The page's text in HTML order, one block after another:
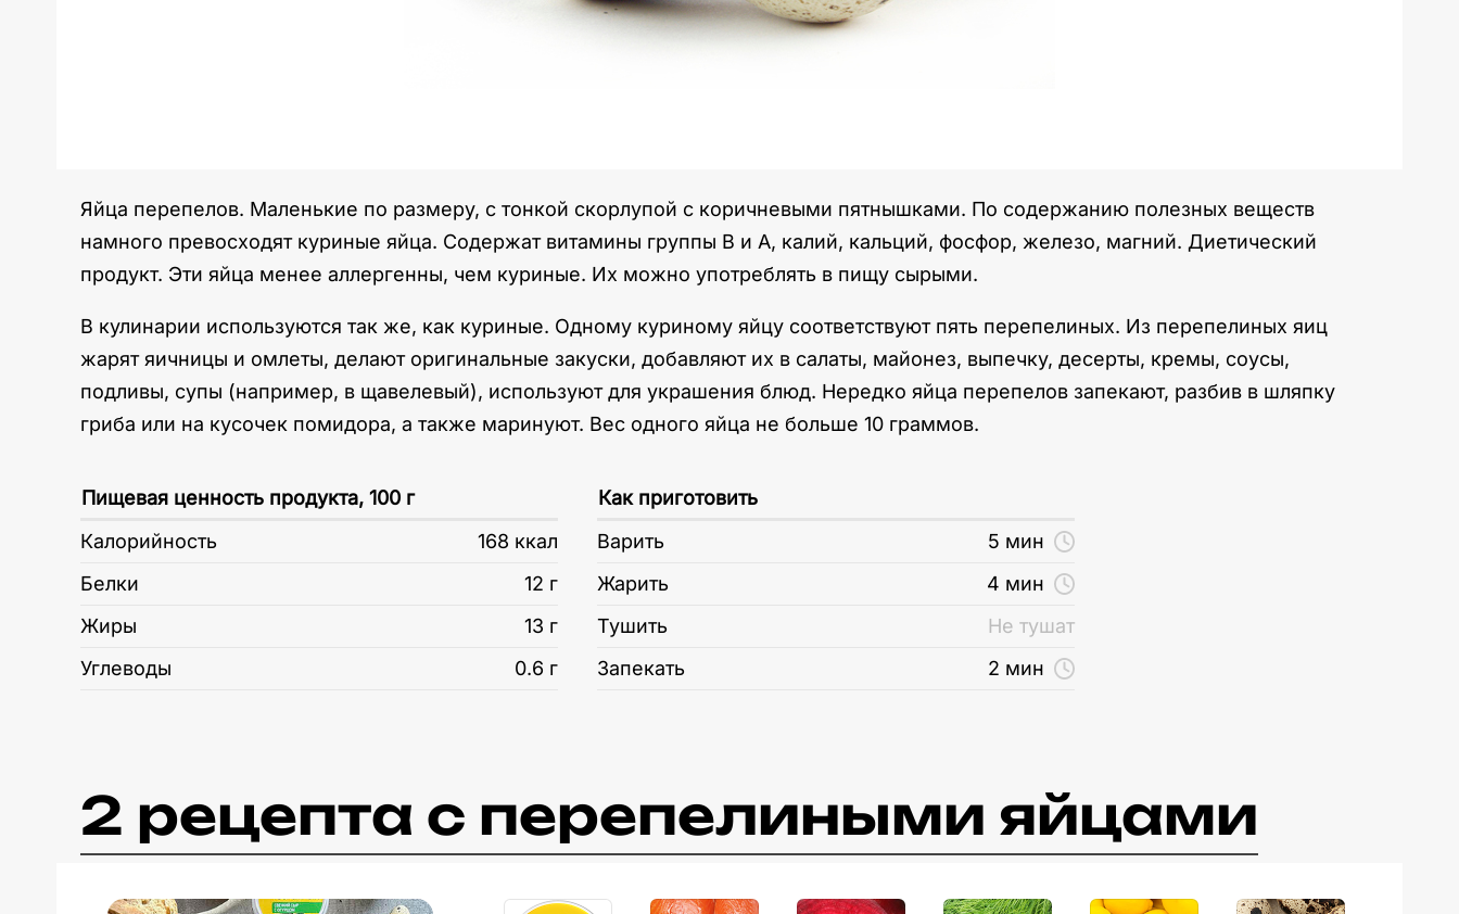
Яйца перепелов. Маленькие по размеру, с тонкой скорлупой с коричневыми пятнышками. По содержанию полезных веществ
намного превосходят куриные яйца. Содержат витамины группы В и A, калий, кальций, фосфор, железо, магний. Диетический
продукт. Эти яйца менее аллергенны, чем куриные. Их можно употреблять в пищу сырыми.
В кулинарии используются так же, как куриные. Одному куриному яйцу соответствуют пять перепелиных. Из перепелиных яиц
жарят яичницы и омлеты, делают оригинальные закуски, добавляют их в салаты, майонез, выпечку, десерты, кремы, соусы,
подливы, супы (например, в щавелевый), используют для украшения блюд. Нередко яйца перепелов запекают, разбив в шляпку
гриба или на кусочек помидора, а также маринуют. Вес одного яйца не больше 10 граммов.
Пищевая ценность продукта, 100 г
Калорийность
168 ккал
Белки
12 г
Жиры
13 г
Углеводы
0.6 г
Как приготовить
Варить
5 мин
Жарить
4 мин
Тушить
Не тушат
Запекать
2 мин
2 рецепта c перепелиными яйцами